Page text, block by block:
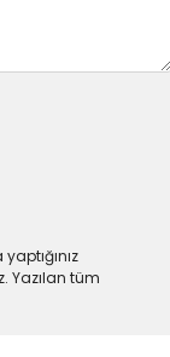
Yazılan tüm